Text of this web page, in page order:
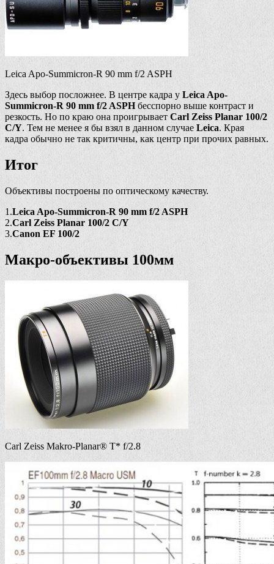
Leica Apo-Summicron-R 90 mm f/2 ASPH
Здесь выбор посложнее. В центре кадра у Leica Apo-
Summicron-R 90 mm f/2 ASPHбесспорно выше контраст и
резкость. Но по краю она проигрывает Carl Zeiss Planar 100/2
C/Y. Тем не менее я бы взял в данном случае Leica. Края
кадра обычно не так критичны, как центр при прочих равных.
Итог
Объективы построены по оптическому качеству.
1.Leica Apo-Summicron-R 90 mm f/2 ASPH
2.Carl Zeiss Planar 100/2 C/Y
3.Canon EF 100/2
Макро-объективы 100мм
Carl Zeiss Makro-Planar® T* f/2.8